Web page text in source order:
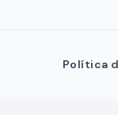
Política